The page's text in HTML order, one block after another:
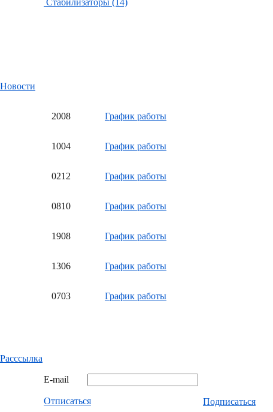
Стабилизаторы (14)
Новости
2008 График работы
1004 График работы
0212 График работы
0810 График работы
1908 График работы
1306 График работы
0703 График работы
Расссылка
E-mail
Отписаться Подписаться